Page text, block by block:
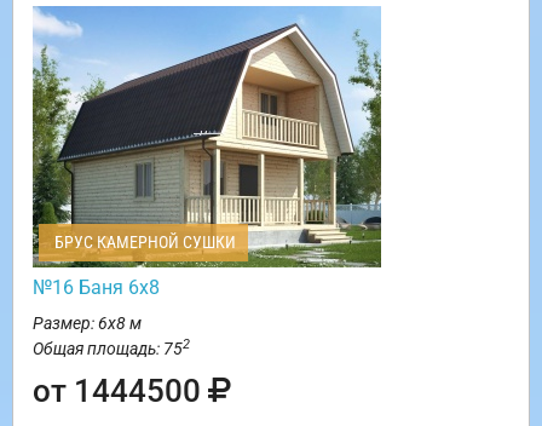
БРУС КАМЕРНОЙ СУШКИ
№16 Баня 6х8
Размер: 6х8 м
Общая площадь: 752
от 1444500